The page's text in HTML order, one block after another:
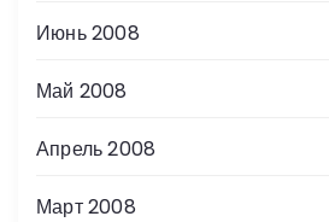
Июнь 2008
Май 2008
Апрель 2008
Март 2008